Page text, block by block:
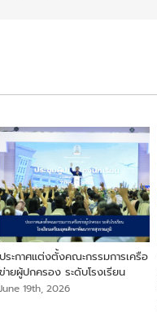
ประกาศแต่งตั้งคณะกรรมการเครือ
ข่ายผู้ปกครอง ระดับโรงเรียน
June 19th, 2026